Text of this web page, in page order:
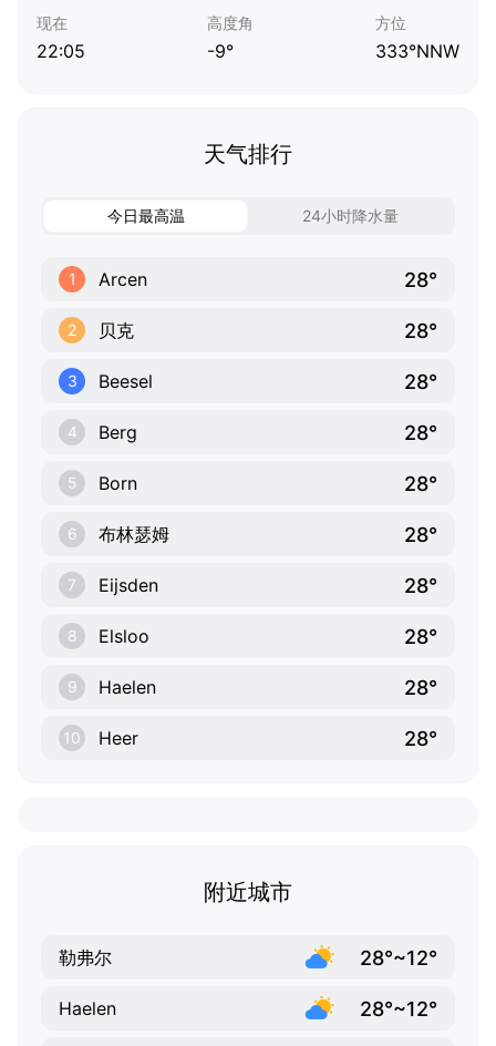
现在
22:05
高度角
-9°
方位
333°NNW
天气排行
今日最高温 24小时降水量
1 Arcen 28°
2 贝克 28°
3 Beesel 28°
4 Berg 28°
5 Born 28°
6 布林瑟姆 28°
7 Eijsden 28°
8 Elsloo 28°
9 Haelen 28°
10 Heer 28°
附近城市
勒弗尔 28°~12°
Haelen 28°~12°